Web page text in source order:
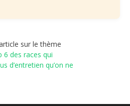
sur le thème
6 des races qui
d’entretien qu’on ne